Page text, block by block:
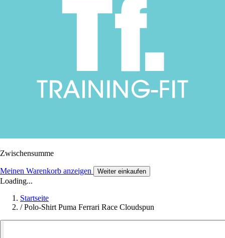
Zwischensumme
Meinen Warenkorb anzeigen Weiter einkaufen
Loading...
Startseite
/ Polo-Shirt Puma Ferrari Race Cloudspun